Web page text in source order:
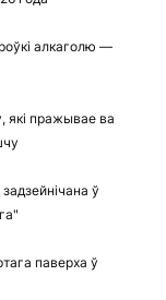
алкаголю —
які пражывае ва
ў
паверха ў